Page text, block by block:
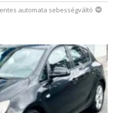
automata sebességváltó